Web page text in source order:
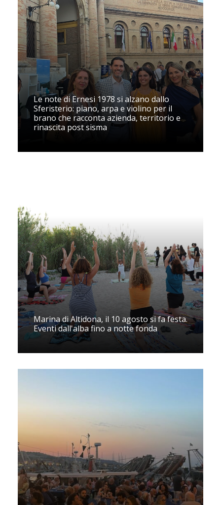
Le note di Ernesi 1978 si alzano dallo
Sferisterio: piano, arpa e violino per il
brano che racconta azienda, territorio e
rinascita post sisma
Marina di Altidona, il 10 agosto si fa festa.
Eventi dall'alba fino a notte fonda